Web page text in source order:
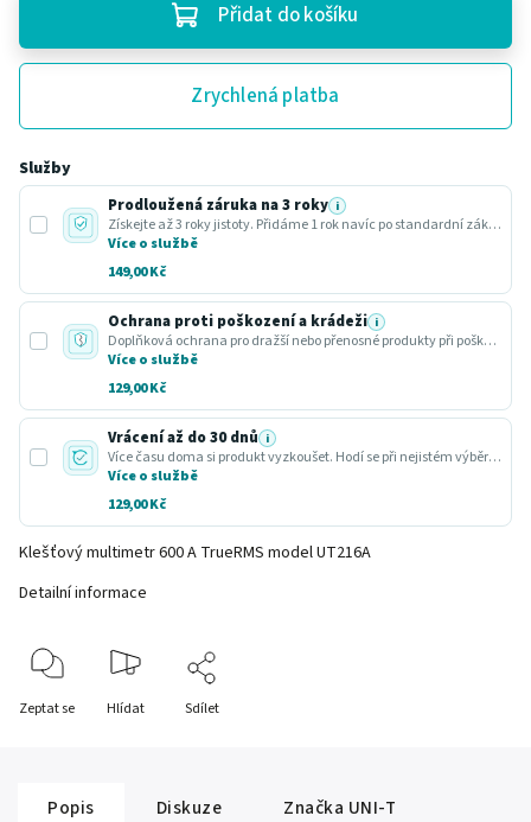
Přidat do košíku
Zrychlená platba
Služby
Prodloužená záruka na 3 roky i
Získejte až 3 roky jistoty. Přidáme 1 rok navíc po standardní zákonné lhůtě.
Více o službě
149,00 Kč
Ochrana proti poškození a krádeži i
Doplňková ochrana pro dražší nebo přenosné produkty při poškození nebo krádeži.
Více o službě
129,00 Kč
Vrácení až do 30 dnů i
Více času doma si produkt vyzkoušet. Hodí se při nejistém výběru nebo dárku.
Více o službě
129,00 Kč
Klešťový multimetr 600 A TrueRMS model UT216A
Detailní informace
Zeptat se Hlídat Sdílet
Popis Diskuze Značka UNI-T